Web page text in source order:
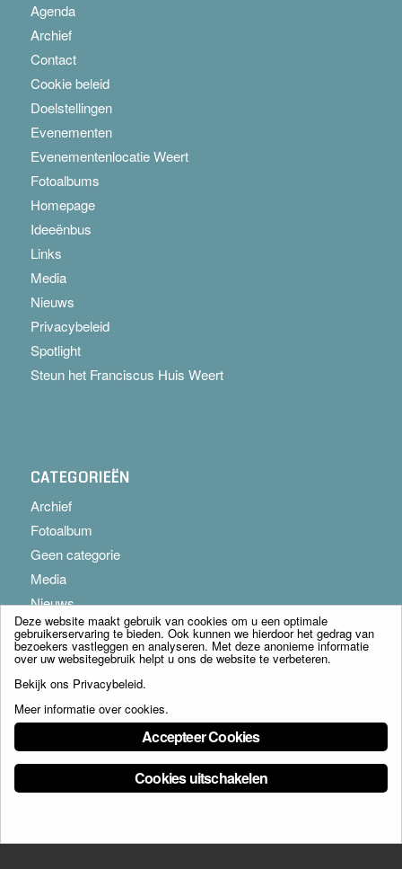
Agenda
Archief
Contact
Cookie beleid
Doelstellingen
Evenementen
Evenementenlocatie Weert
Fotoalbums
Homepage
Ideeënbus
Links
Media
Nieuws
Privacybeleid
Spotlight
Steun het Franciscus Huis Weert
CATEGORIEËN
Archief
Fotoalbum
Geen categorie
Media
Nieuws
© Copyright - Franciscus Huis Weert B.V. - webdesign:
Deze website maakt gebruik van cookies om u een optimale
gebruikerservaring te bieden. Ook kunnen we hierdoor het gedrag van
bezoekers vastleggen en analyseren. Met deze anonieme informatie
over uw websitegebruik helpt u ons de website te verbeteren.
Bekijk ons Privacybeleid.
Meer informatie over cookies.
Accepteer Cookies
Cookies uitschakelen